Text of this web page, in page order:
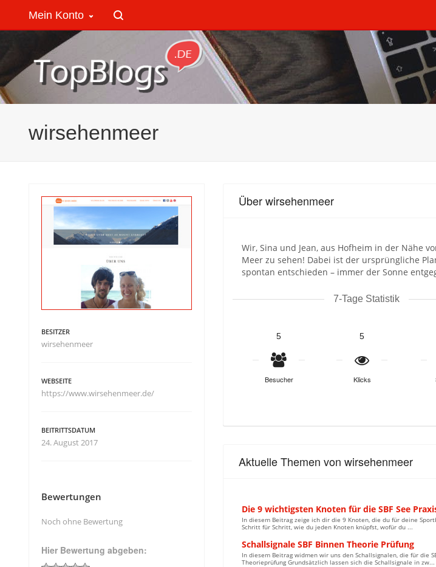
Mein Konto
wirsehenmeer
Über wirsehenmeer
Wir, Sina und Jean, aus Hofheim in der Nähe
Meer zu sehen! Dabei ist der ursprüngliche
spontan entschieden – immer der Sonne
7-Tage Statistik
5
Besucher
5
Klicks
Aktuelle Themen von wirsehenmeer
Die 9 wichtigsten Knoten für die SBF See
In diesem Beitrag zeige ich dir die 9 Knoten, die du für deine
Schritt für Schritt, wie du jeden Knoten knüpfst, wofür du ...
Schallsignale SBF Binnen Theorie Prüfung
In diesem Beitrag widmen wir uns den Schallsignalen, die für die
Theorieprüfung Grundsätzlich lassen sich die Schallsignale in zw...
BESITZER
wirsehenmeer
WEBSEITE
https://www.wirsehenmeer.de/
BEITRITTSDATUM
24. August 2017
Bewertungen
Noch ohne Bewertung
Hier Bewertung abgeben: